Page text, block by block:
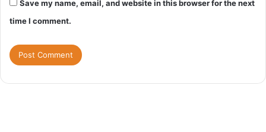
Save my name, email, and website in this browser for the next
time I comment.